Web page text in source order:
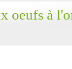
oeufs à